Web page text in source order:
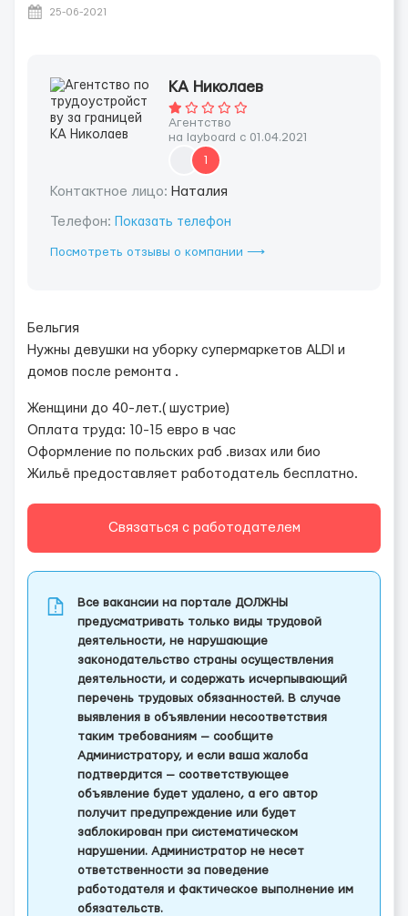
25-06-2021
КА Николаев
Агентство
на layboard с 01.04.2021
1
Контактное лицо: Наталия
Телефон: Показать телефон
Посмотреть отзывы о компании ⟶
Бельгия
Нужны девушки на уборку супермаркетов ALDI и
домов после ремонта .
Женщини до 40-лет.( шустрие)
Оплата труда: 10-15 евро в час
Оформление по польских раб .визах или био
Жильё предоставляет работодатель бесплатно.
Связаться с работодателем
Все вакансии на портале ДОЛЖНЫ
предусматривать только виды трудовой
деятельности, не нарушающие
законодательство страны осуществления
деятельности, и содержать исчерпывающий
перечень трудовых обязанностей. В случае
выявления в объявлении несоответствия
таким требованиям — сообщите
Администратору, и если ваша жалоба
подтвердится — соответствующее
объявление будет удалено, а его автор
получит предупреждение или будет
заблокирован при систематическом
нарушении. Администратор не несет
ответственности за поведение
работодателя и фактическое выполнение им
обязательств.